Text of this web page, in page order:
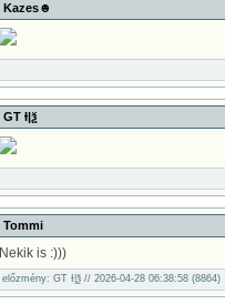
Kazes☻
GT Ɨ|ѯ
Tommi
Nekik is :)))
előzmény: GT Ɨ|ѯ // 2026-04-28 06:38:58 (8864)